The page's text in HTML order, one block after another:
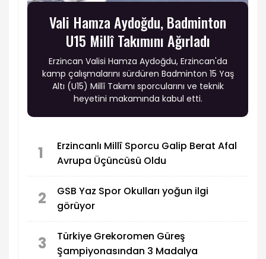
Vali Hamza Aydoğdu, Badminton
U15 Millî Takımını Ağırladı
Erzincan Valisi Hamza Aydoğdu, Erzincan'da
kamp çalışmalarını sürdüren Badminton 15 Yaş
Altı (U15) Millî Takımı sporcularını ve teknik
heyetini makamında kabul etti.
1
Erzincanlı Millî Sporcu Galip Berat Afal
Avrupa Üçüncüsü Oldu
2
GSB Yaz Spor Okulları yoğun ilgi
görüyor
3
Türkiye Grekoromen Güreş
Şampiyonasından 3 Madalya